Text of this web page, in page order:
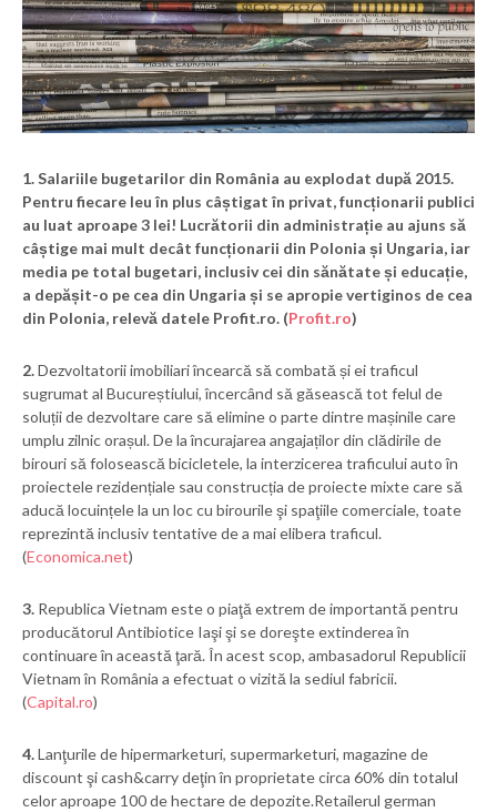
1.Salariile bugetarilor din România au explodat după 2015.
Pentru fiecare leu în plus câștigat în privat, funcționarii publici
au luat aproape 3 lei! Lucrătorii din administrație au ajuns să
câștige mai mult decât funcționarii din Polonia și Ungaria, iar
media pe total bugetari, inclusiv cei din sănătate și educație,
a depășit-o pe cea din Ungaria și se apropie vertiginos de cea
din Polonia, relevă datele Profit.ro. (Profit.ro)
2.Dezvoltatorii imobiliari încearcă să combată și ei traficul
sugrumat al Bucureștiului, încercând să găsească tot felul de
soluții de dezvoltare care să elimine o parte dintre mașinile care
umplu zilnic orașul. De la încurajarea angajaților din clădirile de
birouri să folosească bicicletele, la interzicerea traficului auto în
proiectele rezidențiale sau construcția de proiecte mixte care să
aducă locuințele la un loc cu birourile şi spaţiile comerciale, toate
reprezintă inclusiv tentative de a mai elibera traficul.
(Economica.net)
3. Republica Vietnam este o piaţă extrem de importantă pentru
producătorul Antibiotice Iaşi şi se doreşte extinderea în
continuare în această ţară. În acest scop, ambasadorul Republicii
Vietnam în România a efectuat o vizită la sediul fabricii.
(Capital.ro)
4.Lanţurile de hipermarketuri, supermarketuri, magazine de
discount şi cash&carry deţin în proprietate circa 60% din totalul
celor aproape 100 de hectare de depozite.Retailerul german